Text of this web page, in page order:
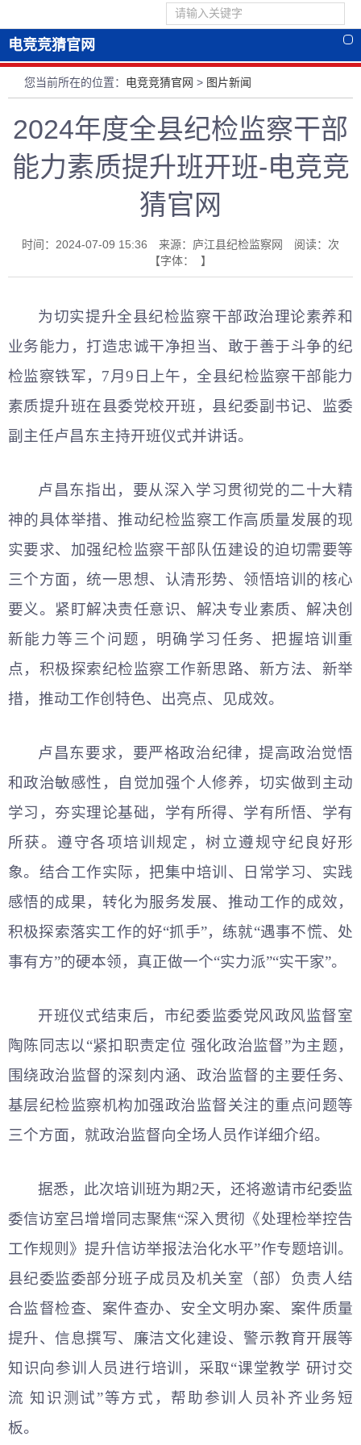
电竞竞猜官网
您当前所在的位置： 电竞竞猜官网 > 图片新闻
2024年度全县纪检监察干部
能力素质提升班开班-电竞竞
猜官网
时间：2024-07-09 15:36 来源：庐江县纪检监察网 阅读： 次
【字体： 】
为切实提升全县纪检监察干部政治理论素养和
业务能力，打造忠诚干净担当、敢于善于斗争的纪
检监察铁军，7月9日上午，全县纪检监察干部能力
素质提升班在县委党校开班，县纪委副书记、监委
副主任卢昌东主持开班仪式并讲话。
卢昌东指出，要从深入学习贯彻党的二十大精
神的具体举措、推动纪检监察工作高质量发展的现
实要求、加强纪检监察干部队伍建设的迫切需要等
三个方面，统一思想、认清形势、领悟培训的核心
要义。紧盯解决责任意识、解决专业素质、解决创
新能力等三个问题，明确学习任务、把握培训重
点，积极探索纪检监察工作新思路、新方法、新举
措，推动工作创特色、出亮点、见成效。
卢昌东要求，要严格政治纪律，提高政治觉悟
和政治敏感性，自觉加强个人修养，切实做到主动
学习，夯实理论基础，学有所得、学有所悟、学有
所获。遵守各项培训规定，树立遵规守纪良好形
象。结合工作实际，把集中培训、日常学习、实践
感悟的成果，转化为服务发展、推动工作的成效，
积极探索落实工作的好“抓手”，练就“遇事不慌、处
事有方”的硬本领，真正做一个“实力派”“实干家”。
开班仪式结束后，市纪委监委党风政风监督室
陶陈同志以“紧扣职责定位 强化政治监督”为主题，
围绕政治监督的深刻内涵、政治监督的主要任务、
基层纪检监察机构加强政治监督关注的重点问题等
三个方面，就政治监督向全场人员作详细介绍。
据悉，此次培训班为期2天，还将邀请市纪委监
委信访室吕增增同志聚焦“深入贯彻《处理检举控告
工作规则》提升信访举报法治化水平”作专题培训。
县纪委监委部分班子成员及机关室（部）负责人结
合监督检查、案件查办、安全文明办案、案件质量
提升、信息撰写、廉洁文化建设、警示教育开展等
知识向参训人员进行培训，采取“课堂教学 研讨交
流 知识测试”等方式，帮助参训人员补齐业务短
板。